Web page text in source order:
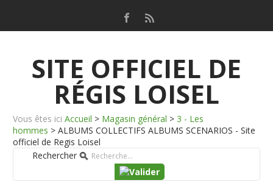
SITE OFFICIEL DE
RÉGIS LOISEL
Vous êtes ici Accueil > Magasin général > 3 - Les
hommes > ALBUMS COLLECTIFS ALBUMS SCENARIOS - Site
officiel de Regis Loisel
Rechercher